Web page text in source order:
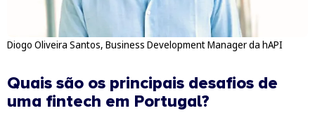
Diogo Oliveira Santos, Business Development Manager da hAPI
Quais são os principais desafios de
uma fintech em Portugal?